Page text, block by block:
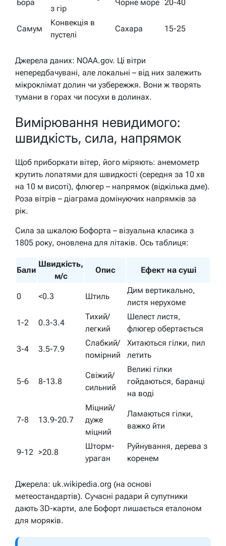
Бора
з гір
Чорне море 20-40
Самум
Конвекція в
пустелі
Сахара 15-25
Джерела даних: NOAA.gov. Ці вітри
непередбачувані, але локальні – від них залежить
мікроклімат долин чи узбережжя. Вони ж творять
тумани в горах чи посухи в долинах.
Вимірювання невидимого:
швидкість, сила, напрямок
Щоб приборкати вітер, його міряють: анемометр
крутить лопатями для швидкості (середня за 10 хв
на 10 м висоті), флюгер – напрямок (відкілька дме).
Роза вітрів – діаграма домінуючих напрямків за
рік.
Сила за шкалою Бофорта – візуальна класика з
1805 року, оновлена для літаків. Ось таблиця:
Бали
Швидкість,
м/с
Опис Ефект на суші
0 <0.3 Штиль
Дим вертикально,
листя нерухоме
1-2 0.3-3.4
Тихий/
легкий
Шелест листя,
флюгер обертається
3-4 3.5-7.9
Слабкий/
помірний
Хитаються гілки, пил
летить
5-6 8-13.8
Свіжий/
сильний
Великі гілки
гойдаються, баранці
на воді
7-8 13.9-20.7
Міцний/
дуже
міцний
Ламаються гілки,
важко йти
9-12 >20.8
Шторм-
ураган
Руйнування, дерева з
коренем
Джерела: uk.wikipedia.org (на основі
метеостандартів). Сучасні радари й супутники
дають 3D-карти, але Бофорт лишається еталоном
для моряків.